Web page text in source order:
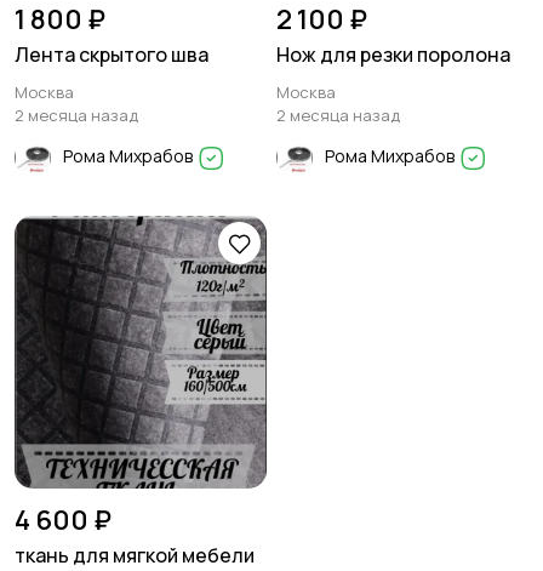
1 800 ₽
Лента скрытого шва
Москва
2 месяца назад
Рома Михрабов
2 100 ₽
Нож для резки поролона
Москва
2 месяца назад
Рома Михрабов
4 600 ₽
ткань для мягкой мебели